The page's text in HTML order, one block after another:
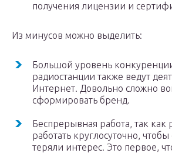
получения лицензии и
Из минусов можно выделить:
Большой уровень
радиостанции также ведут
Интернет. Довольно сложно
сформировать бренд.
Беспрерывная работа, так как
работать круглосуточно,
теряли интерес. Это первое,